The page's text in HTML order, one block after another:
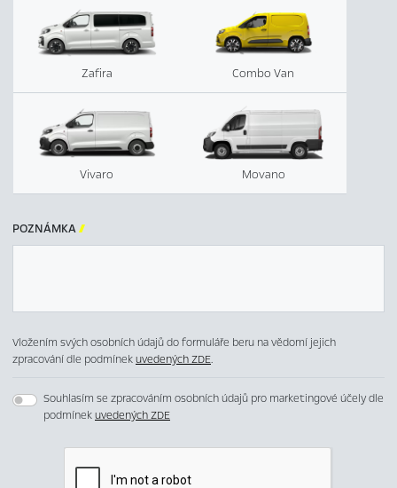
Zafira Combo Van
Vivaro Movano
POZNÁMKA
Vložením svých osobních údajů do formuláře beru na vědomí jejich
zpracování dle podmínekuvedených ZDE.
Souhlasím se zpracováním osobních údajů pro marketingové účely dle
podmínekuvedených ZDE